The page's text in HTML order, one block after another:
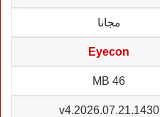
مجانا
Eyecon
46 MB
v4.2026.07.21.1430